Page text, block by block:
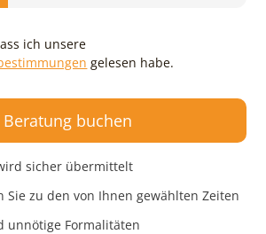
ich unsere
gelesen habe.
Beratung buchen
sicher übermittelt
Sie zu den von Ihnen gewählten Zeiten
unnötige Formalitäten